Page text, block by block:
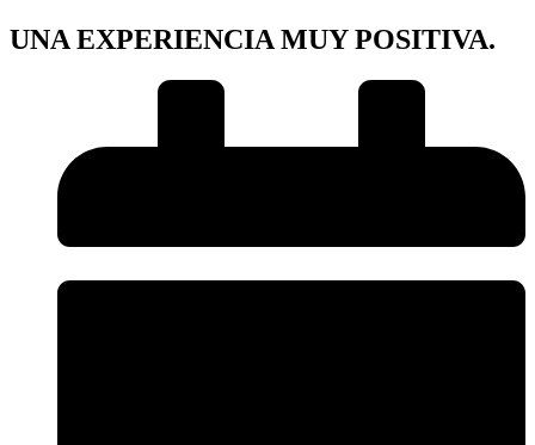
UNA EXPERIENCIA MUY POSITIVA.